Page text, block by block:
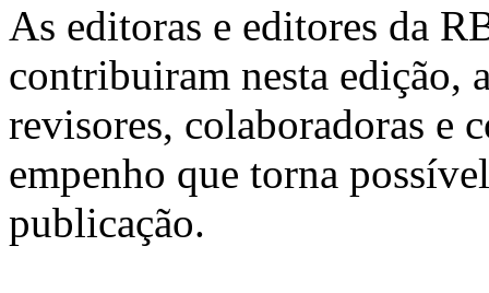
As editoras e editores da
contribuiram nesta edição,
revisores, colaboradoras e
empenho que torna
publicação.